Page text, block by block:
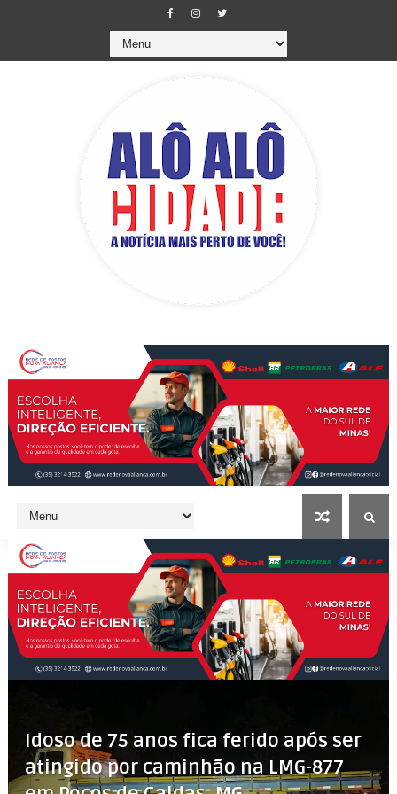
Idoso de 75 anos fica ferido após ser
atingido por caminhão na LMG-877